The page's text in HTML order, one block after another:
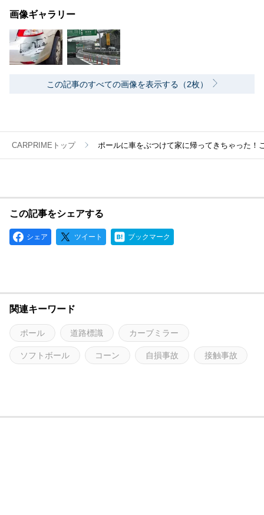
画像ギャラリー
この記事のすべての画像を表示する（2枚）
CARPRIMEトップ ポールに車をぶつけて家に帰ってきちゃった！
この記事をシェアする
シェア ツイート ブックマーク
関連キーワード
ポール 道路標識 カーブミラー
ソフトボール コーン 自損事故 接触事故